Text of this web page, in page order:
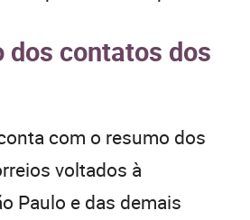
dos contatos dos
com o resumo dos
voltados à
Paulo e das demais